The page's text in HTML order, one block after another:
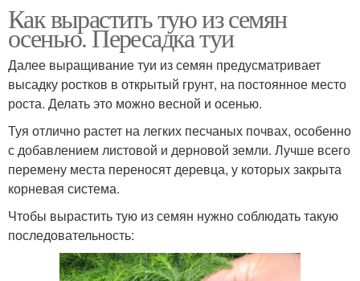
Как вырастить тую из семян
осенью. Пересадка туи
Далее выращивание туи из семян предусматривает
высадку ростков в открытый грунт, на постоянное место
роста. Делать это можно весной и осенью.
Туя отлично растет на легких песчаных почвах, особенно
с добавлением листовой и дерновой земли. Лучше всего
перемену места переносят деревца, у которых закрыта
корневая система.
Чтобы вырастить тую из семян нужно соблюдать такую
последовательность: